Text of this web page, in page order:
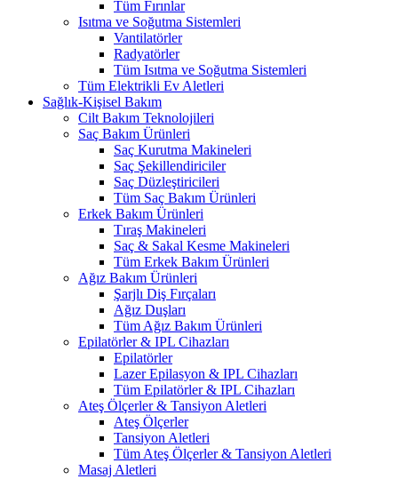
Tüm Fırınlar
Isıtma ve Soğutma Sistemleri
Vantilatörler
Radyatörler
Tüm Isıtma ve Soğutma Sistemleri
Tüm Elektrikli Ev Aletleri
Sağlık-Kişisel Bakım
Cilt Bakım Teknolojileri
Saç Bakım Ürünleri
Saç Kurutma Makineleri
Saç Şekillendiriciler
Saç Düzleştiricileri
Tüm Saç Bakım Ürünleri
Erkek Bakım Ürünleri
Tıraş Makineleri
Saç & Sakal Kesme Makineleri
Tüm Erkek Bakım Ürünleri
Ağız Bakım Ürünleri
Şarjlı Diş Fırçaları
Ağız Duşları
Tüm Ağız Bakım Ürünleri
Epilatörler & IPL Cihazları
Epilatörler
Lazer Epilasyon & IPL Cihazları
Tüm Epilatörler & IPL Cihazları
Ateş Ölçerler & Tansiyon Aletleri
Ateş Ölçerler
Tansiyon Aletleri
Tüm Ateş Ölçerler & Tansiyon Aletleri
Masaj Aletleri